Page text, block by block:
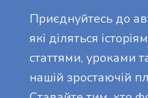
Приєднуйтесь до
які діляться
статтями, уроками
нашій зростаючій